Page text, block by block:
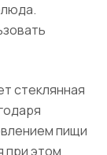
стеклянная
пищи
при этом